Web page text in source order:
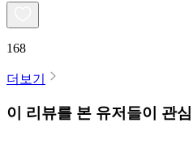
168
더보기
이 리뷰를 본 유저들이 관